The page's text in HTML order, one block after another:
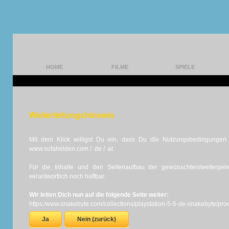
HOME FILME SPIELE
Weiterleitungshinweis
Mit dem Klick willigst Du ein, dass Du die
www.sofahelden.com / .de / .at
Für die Inhalte und den Seitenaufbau der gewünschten/
verantwortlich noch haftbar.
Wir leiten Dich nun auf die folgende Seite weiter:
https:/www.snakebyte.com/collections/playstation-5-5-de-snakebyte/
Ja Nein (zurück)